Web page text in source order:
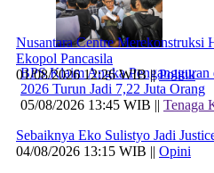
BPS Klaim Angka Pengangguran
2026 Turun Jadi 7,22 Juta Orang
05/08/2026 13:45 WIB || Tenaga
Nusantara Centre Merekonstruksi
Ekopol Pancasila
01/08/2026 12:26 WIB ||Politik
Sebaiknya Eko Sulistyo Jadi
04/08/2026 13:15 WIB || Opini